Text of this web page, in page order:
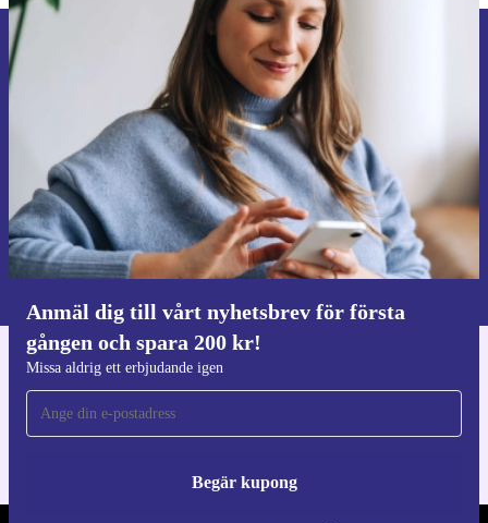
Anmäl dig till vårt nyhetsbrev för första
gången och spara 200 kr!
Missa aldrig ett erbjudande igen
Begär kupong
Anmäl dig till vårt nyhetsbrev för
första gången och spara 200 kr!
Missa aldrig ett erbjudande igen.
Begär kupong
Information om användningen av personuppgifter finns i vår
Integritetspolicy.
Ladda ner refurbed appen